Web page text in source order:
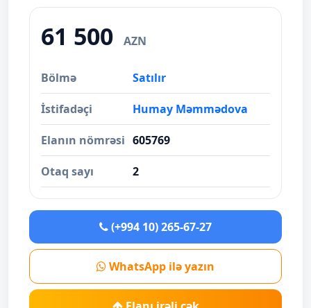
61 500 AZN
Bölmə Satılır
İstifadəçi Humay Məmmədova
Elanın nömrəsi 605769
Otaq sayı 2
(+994 10) 265-67-27
WhatsApp ilə yazın